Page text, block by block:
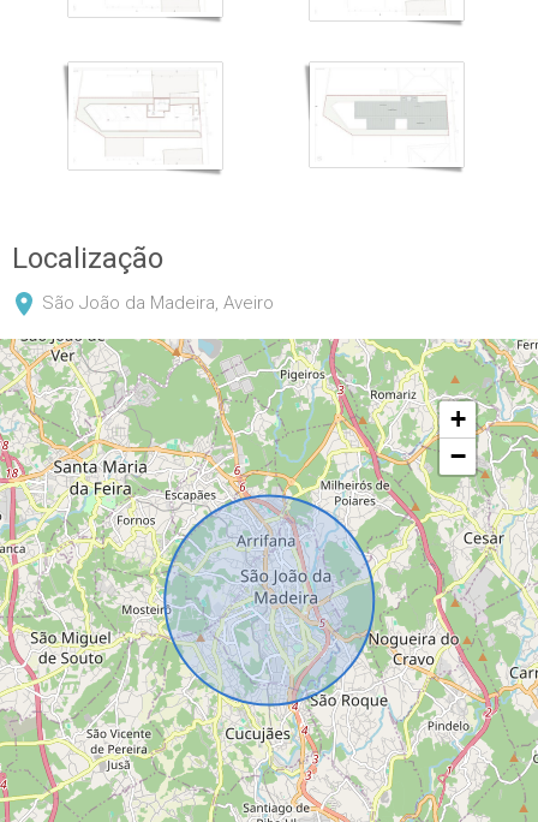
Localização
São João da Madeira, Aveiro
+
−